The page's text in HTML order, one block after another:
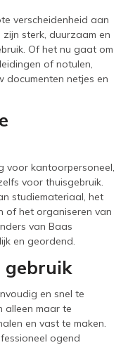
verscheidenheid aan
sterk, duurzaam en
Of het nu gaat om
of notulen,
netjes en
voor kantoorpersoneel,
voor thuisgebruik.
studiemateriaal, het
of het organiseren van
van Baas
en geordend.
gebruik
en snel te
alleen maar te
en vast te maken.
ogend